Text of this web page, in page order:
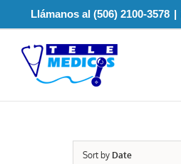
to
content
Llámanos al (506) 2100-3578 |
Sort by Date